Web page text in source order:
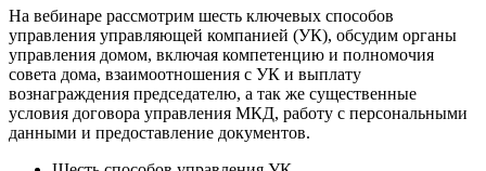
На вебинаре рассмотрим шесть ключевых способов
управления управляющей компанией (УК), обсудим органы
управления домом, включая компетенцию и полномочия
совета дома, взаимоотношения с УК и выплату
вознаграждения председателю, а так же существенные
условия договора управления МКД, работу с персональными
данными и предоставление документов.